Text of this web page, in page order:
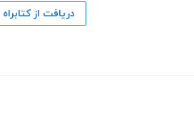
دریافت از کتابراه